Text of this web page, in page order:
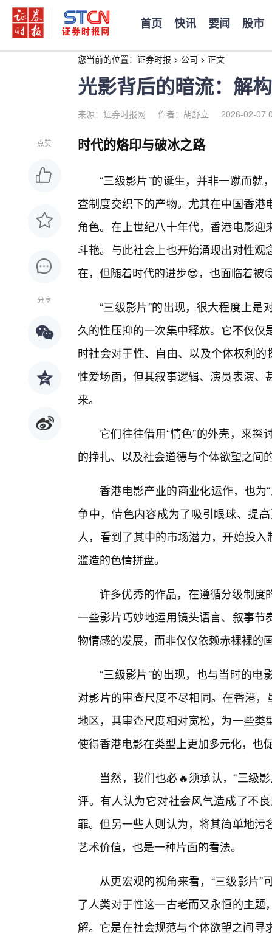
首页 快讯 要闻 股市
您当前的位置： 证券时报 > 公司 > 正文
光影背后的暗流：解
来源：证券时报网 作者：胡舒立 2026-02-07
点赞
分享
时代的烙印与破冰之路
“三级影片”的诞生，并非一蹴而
查制度交织下的产物。尤其在中国香
角色。在上世纪八十年代，香港电影
斗艳。与此社会上也开始涌现出对性
在，但随着时代的进步😎，也面临着被
“三级影片”的出现，很大程度上
久的性压抑的一次集中释放。它不仅
时社会对于性、自由、以及个体权利
性爱场面，但其叙事逻辑、演员表演
来。
它们往往借用“情色”的外壳，来
的挣扎、以及社会道德与个体欲望之间
香港电影产业的商业化运作，也为
争中，情色内容成为了吸引眼球、提
人，看到了其中的市场潜力，开始投
滥造的色情拼盘。
许多优秀的作品，在遵循分级制度
一些影片巧妙地运用镜头语言、叙事
物情感的发展，而非仅仅依赖赤裸裸的
“三级影片”的出现，也与当时的
对影片的审查尺度不尽相同。在香港
地区，其审查尺度相对宽松，为一些
使得香港电影在类型上更加多元化，也
当然，我们也必🔥须承认，“三级
评。有人认为它对社会风气造成了不
罪。但另一些人则认为，将其简单地
艺术价值，也是一种片面的看法。
从更宏观的视角来看，“三级影片
了人类对于性这一古老而又永恒的主
解。它是在社会规范与个体欲望之间